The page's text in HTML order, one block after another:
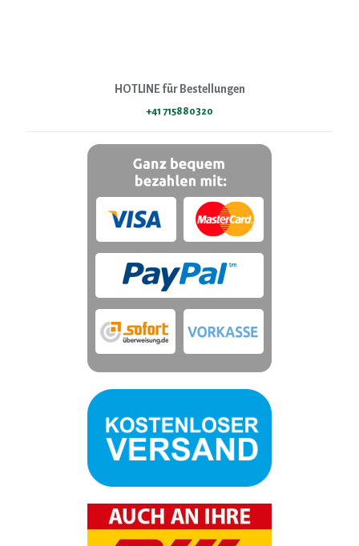
HOTLINE für Bestellungen
+41 715880320